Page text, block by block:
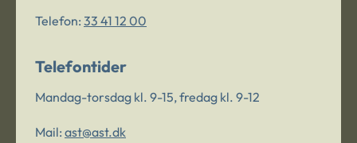
Telefon: 33 41 12 00
Telefontider
Mandag-torsdag kl. 9-15, fredag kl. 9-12
Mail: ast@ast.dk